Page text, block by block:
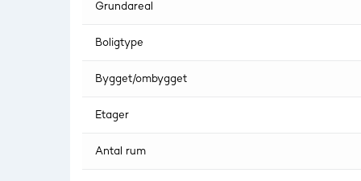
Grundareal
Boligtype
Bygget/ombygget
Etager
Antal rum